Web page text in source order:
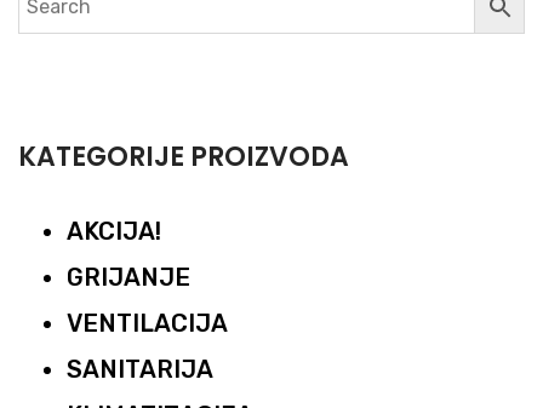
KATEGORIJE PROIZVODA
AKCIJA!
GRIJANJE
VENTILACIJA
SANITARIJA